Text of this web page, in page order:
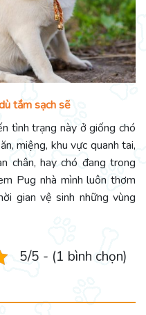
tắm sạch sẽ
tình trạng này ở giống chó
miệng, khu vực quanh tai,
chân, hay chó đang trong
Pug nhà mình luôn thơm
gian vệ sinh những vùng
5/5 - (1 bình chọn)